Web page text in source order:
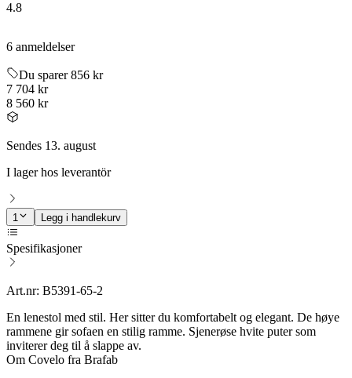
4.8
6 anmeldelser
Du sparer 856 kr
7 704 kr
8 560 kr
Sendes 13. august
I lager hos leverantör
1 Legg i handlekurv
Spesifikasjoner
Art.nr: B5391-65-2
En lenestol med stil. Her sitter du komfortabelt og elegant. De høye
rammene gir sofaen en stilig ramme. Sjenerøse hvite puter som
inviterer deg til å slappe av.
Om Covelo fra Brafab